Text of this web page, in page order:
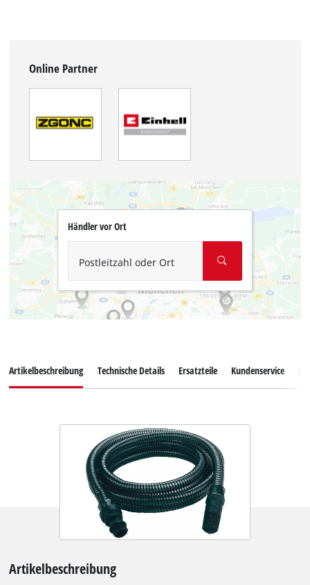
Online Partner
Händler vor Ort
Postleitzahl oder Ort
Artikelbeschreibung Technische Details Ersatzteile Kundenservice
Artikelbeschreibung